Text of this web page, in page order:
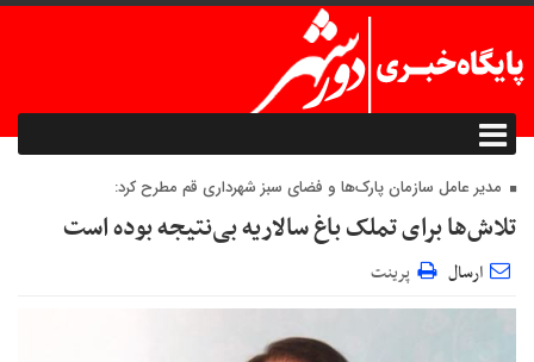
مدیر عامل سازمان پارک‌ها و فضای سبز شهرداری قم مطرح کرد:
تلاش‌ها برای تملک باغ سالاریه بی‌نتیجه بوده است
ارسال پرینت